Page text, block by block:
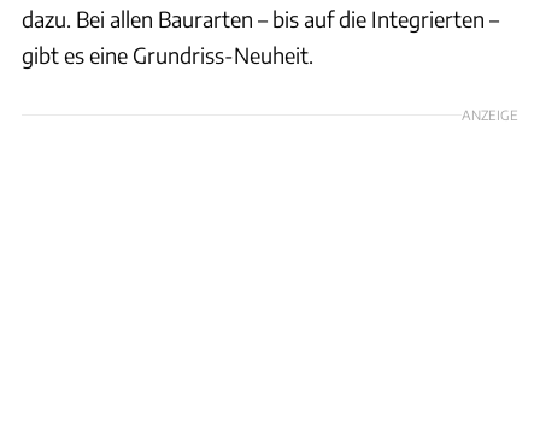
dazu. Bei allen Baurarten – bis auf die Integrierten –
gibt es eine Grundriss-Neuheit.
ANZEIGE